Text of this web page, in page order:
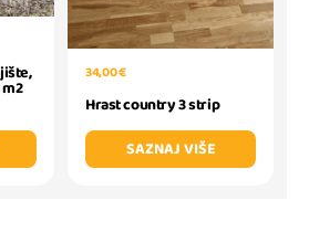
34,00 €
Hrast country 3 strip
SAZNAJ VIŠE